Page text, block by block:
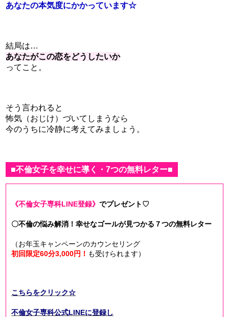
あなたの本気度にかかっています☆
結局は…
あなたがこの恋をどうしたいか
ってこと。
そう言われると
怖気（おじけ）づいてしまうなら
今のうちに冷静に考えてみましょう。
■不倫女子を幸せに導く・7つの無料レター■
《不倫女子専科LINE登録》でプレゼント♡
〇不倫の悩み解消！幸せなゴールが見つかる７つの無料レター
（お年玉キャンペーンのカウンセリング
初回限定60分3,000円！ も受けられます）
こちらをクリック☆
不倫女子専科公式LINEに登録し